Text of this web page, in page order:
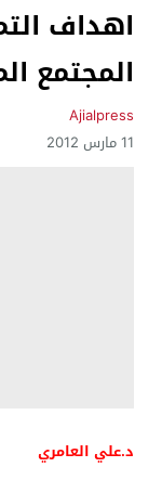
اهداف
المجتمع
Ajialpress
11 مارس 2012
د.علي العامري